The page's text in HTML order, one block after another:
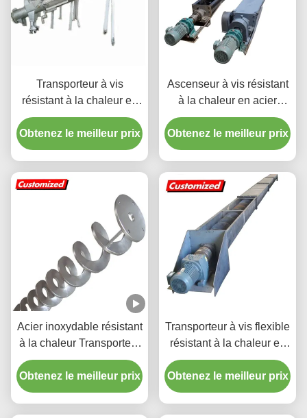
Transporteur à vis
résistant à la chaleur en
acier inoxydable sur
mesure pour la
manutention de matériaux
Obtenez le meilleur prix
Ascenseur à vis résistant
à la chaleur en acier
inoxydable
Obtenez le meilleur prix
Acier inoxydable résistant
à la chaleur Transporteur
à vis spirale sans arbre
personnalisé
Obtenez le meilleur prix
Transporteur à vis flexible
résistant à la chaleur en
acier inoxydable avec
taille personnalisée pour
le transport de flocons de
Obtenez le meilleur prix